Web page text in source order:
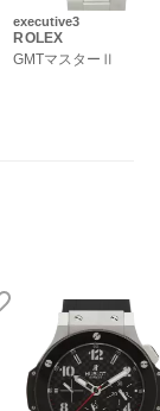
executive3
ROLEX
GMTマスターⅡ